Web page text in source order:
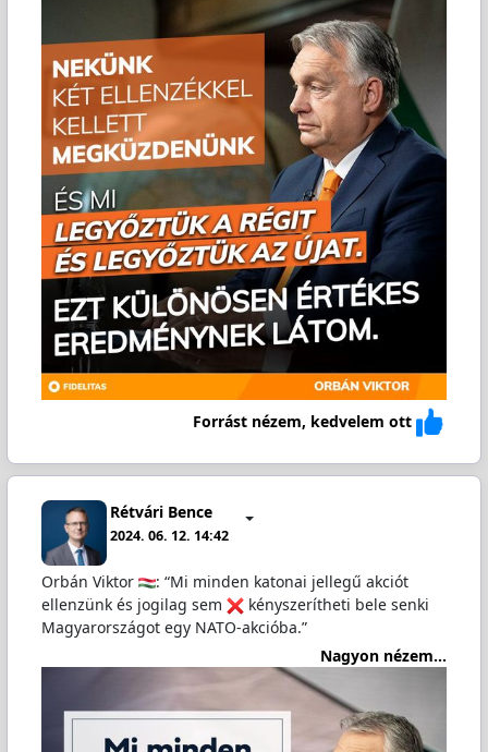
Forrást nézem, kedvelem ott
Rétvári Bence
2024. 06. 12. 14:42
Orbán Viktor
: “Mi minden katonai jellegű akciót
ellenzünk és jogilag sem
kényszerítheti bele senki
Magyarországot egy NATO-akcióba.”
Nagyon nézem...